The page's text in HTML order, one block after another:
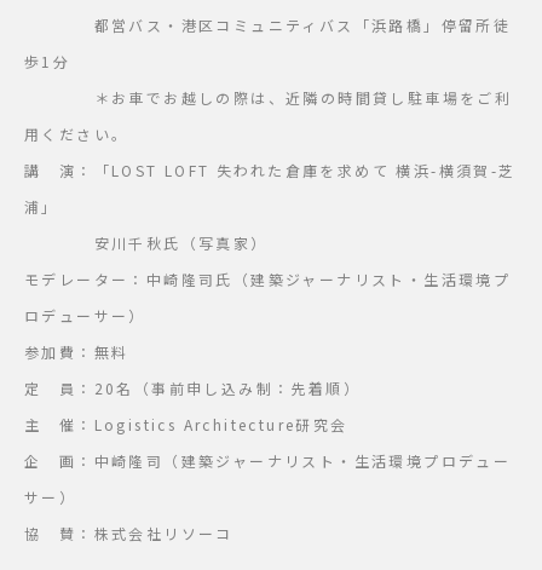
都営バス・港区コミュニティバス「浜路橋」停留所徒
歩1分
＊お車でお越しの際は、近隣の時間貸し駐車場をご利
用ください。
講 演：「LOST LOFT 失われた倉庫を求めて 横浜-横須賀-芝
浦」
安川千秋氏（写真家）
モデレーター：中崎隆司氏（建築ジャーナリスト・生活環境プ
ロデューサー）
参加費：無料
定 員：20名（事前申し込み制：先着順）
主 催：Logistics Architecture研究会
企 画：中崎隆司（建築ジャーナリスト・生活環境プロデュー
サー）
協 賛：株式会社リソーコ